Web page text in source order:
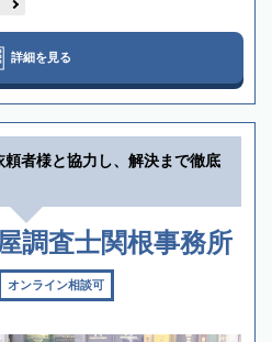
詳細を見る
頼者様と協力し、解決まで徹底
調査士関根事務所
オンライン相談可